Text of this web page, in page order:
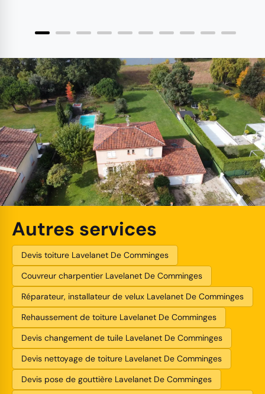
Autres services
Devis toiture Lavelanet De Comminges
Couvreur charpentier Lavelanet De Comminges
Réparateur, installateur de velux Lavelanet De Comminges
Rehaussement de toiture Lavelanet De Comminges
Devis changement de tuile Lavelanet De Comminges
Devis nettoyage de toiture Lavelanet De Comminges
Devis pose de gouttière Lavelanet De Comminges